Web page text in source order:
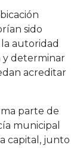
sido
autoridad
y determinar
acreditar
parte de
municipal
capital, junto